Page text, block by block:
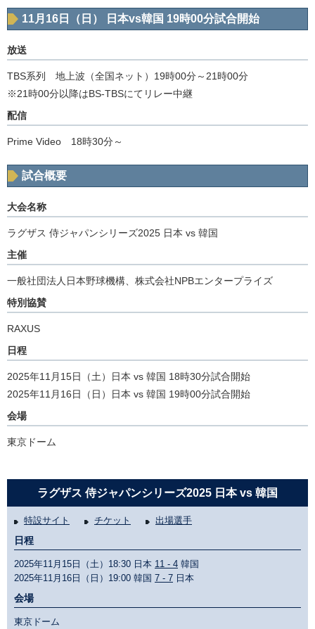
11月16日（日） 日本vs韓国 19時00分試合開始
放送
TBS系列 地上波（全国ネット）19時00分～21時00分
※21時00分以降はBS-TBSにてリレー中継
配信
Prime Video 18時30分～
試合概要
大会名称
ラグザス 侍ジャパンシリーズ2025 日本 vs 韓国
主催
一般社団法人日本野球機構、株式会社NPBエンタープライズ
特別協賛
RAXUS
日程
2025年11月15日（土）日本 vs 韓国 18時30分試合開始
2025年11月16日（日）日本 vs 韓国 19時00分試合開始
会場
東京ドーム
ラグザス 侍ジャパンシリーズ2025 日本 vs 韓国
特設サイト チケット 出場選手
日程
2025年11月15日（土）18:30 日本 11 - 4 韓国
2025年11月16日（日）19:00 韓国 7 - 7 日本
会場
東京ドーム